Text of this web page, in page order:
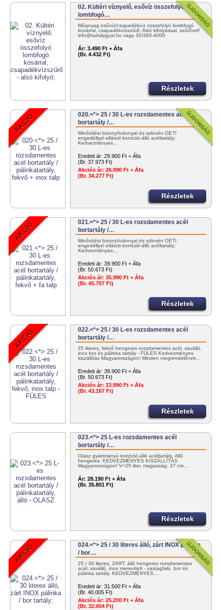
02. Kültéri víznyelő, esővíz összefolyó
lombfogó…
Műanyag esővíz/csapadékvíz összefolyó lombfogó
kosárral, csapadékvízszűrő; Alsó kifolyással, szűrővel!
info@tartalygyar.hu vagy 30/383-4000
Ár: 3.490 Ft + Áfa
(Br. 4.432 Ft)
Részletek
020.<*> 25 / 30 L-es rozsdamentes acél
bortartály /…
Minősítési bizonyítvánnyal és szlovén OÉTI
engedéllyel ellátott korrózió-álló acéltartály;
Kedvezményes…
Eredeti ár: 29.900 Ft + Áfa
(Br. 37.973 Ft)
Akciós ár: 26.990 Ft + Áfa
(Br. 34.277 Ft)
Részletek
021.<*> 25 / 30 L-es rozsdamentes acél
bortartály /…
Minősítési bizonyítvánnyal és szlovén OÉTI
engedéllyel ellátott korrózió-álló acéltartály;
Kedvezményes…
Eredeti ár: 39.900 Ft + Áfa
(Br. 50.673 Ft)
Akciós ár: 35.990 Ft + Áfa
(Br. 45.707 Ft)
Részletek
022.<*> 25 / 30 L-es rozsdamentes acél
bortartály /…
25 literes, fekvő hengeres rozsdamentes acél, saválló,
inox bor és pálinka tartály - FÜLES Kedvezményes
kiszállítás Magyarországon! Minden megrendelőnek…
Eredeti ár: 39.900 Ft + Áfa
(Br. 50.673 Ft)
Akciós ár: 33.990 Ft + Áfa
(Br. 43.167 Ft)
Részletek
023.<*> 25 L-es rozsdamentes acél
bortartály /…
Olasz gyártmányú korrózió-álló acéltartály. Álló
hengeres. KEDVEZMÉNYES KISZÁLLÍTÁS
Magyarországon! V=25 liter, magasság: 37 cm,…
Ár: 28.190 Ft + Áfa
(Br. 35.801 Ft)
Részletek
024.<*> 25 / 30 literes álló, zárt INOX pálinka
/ bor…
25 / 30 literes, ZÁRT, álló hengeres rozsdamentes
acél, saválló, inox merevített - vastagfalú bor és
pálinka tartály. KEDVEZMÉNYES…
Eredeti ár: 31.500 Ft + Áfa
(Br. 40.005 Ft)
Akciós ár: 25.200 Ft + Áfa
(Br. 32.004 Ft)